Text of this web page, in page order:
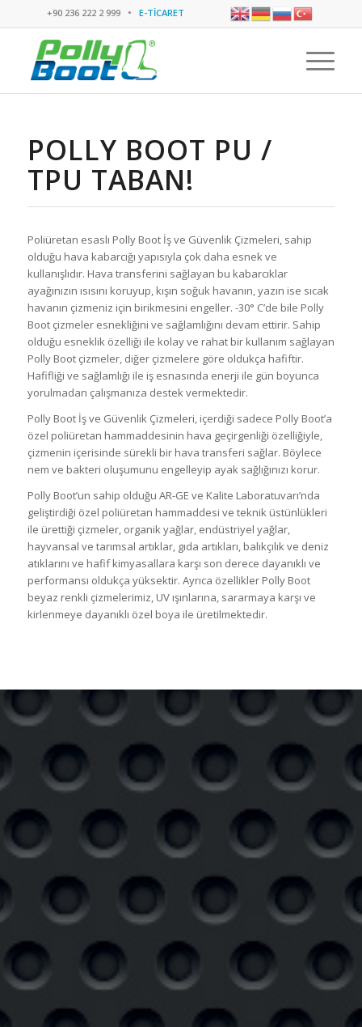
+90 236 222 2 999 •E-TİCARET
POLLY BOOT PU /
TPU TABAN!
Poliüretan esaslı Polly Boot İş ve Güvenlik Çizmeleri, sahip
olduğu hava kabarcığı yapısıyla çok daha esnek ve
kullanışlıdır. Hava transferini sağlayan bu kabarcıklar
ayağınızın ısısını koruyup, kışın soğuk havanın, yazın ise sıcak
havanın çizmeniz için birikmesini engeller. -30° C’de bile Polly
Boot çizmeler esnekliğini ve sağlamlığını devam ettirir. Sahip
olduğu esneklik özelliği ile kolay ve rahat bir kullanım sağlayan
Polly Boot çizmeler, diğer çizmelere göre oldukça hafiftir.
Hafifliği ve sağlamlığı ile iş esnasında enerji ile gün boyunca
yorulmadan çalışmanıza destek vermektedir.
Polly Boot İş ve Güvenlik Çizmeleri, içerdiği sadece Polly Boot’a
özel poliüretan hammaddesinin hava geçirgenliği özelliğiyle,
çizmenin içerisinde sürekli bir hava transferi sağlar. Böylece
nem ve bakteri oluşumunu engelleyip ayak sağlığınızı korur.
Polly Boot’un sahip olduğu AR-GE ve Kalite Laboratuvarı’nda
geliştirdiği özel poliüretan hammaddesi ve teknik üstünlükleri
ile ürettiği çizmeler, organik yağlar, endüstriyel yağlar,
hayvansal ve tarımsal artıklar, gıda artıkları, balıkçılık ve deniz
atıklarını ve hafif kimyasallara karşı son derece dayanıklı ve
performansı oldukça yüksektir. Ayrıca özellikler Polly Boot
beyaz renkli çizmelerimiz, UV ışınlarına, sararmaya karşı ve
kirlenmeye dayanıklı özel boya ile üretilmektedir.